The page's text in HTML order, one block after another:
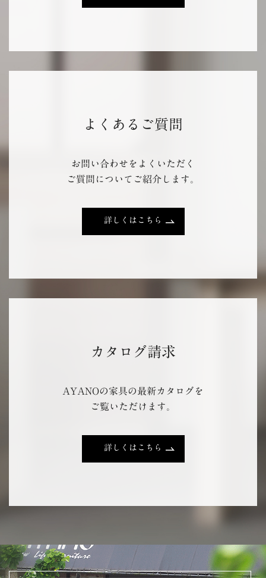
よくあるご質問
お問い合わせをよくいただく
ご質問についてご紹介します。
詳しくはこちら
カタログ請求
AYANOの家具の最新カタログを
ご覧いただけます。
詳しくはこちら